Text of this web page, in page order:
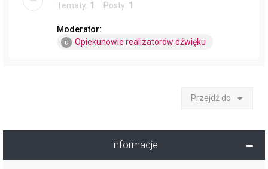
Tematy: 1 Posty: 1
Moderator:
Opiekunowie realizatorów dźwięku
Przejdź do
Informacje